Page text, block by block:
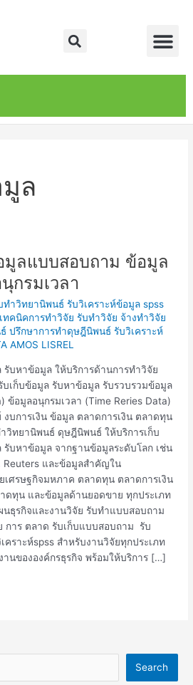
Search
ล
มูลแบบสอบถาม ข้อมูล
กรมเวลา
ำวิทยานิพนธ์ รับวิเคราะห์ข้อมูล spss
เทคนิคการทำวิจัย รับทำวิจัย จ้างทำวิจัย
ปรึกษาการทำดุษฎีนิพนธ์ รับวิเคราะห์
AMOS LISREL
บหาข้อมูล ให้บริการด้านการทำวิจัย
บเก็บข้อมูล รับหาข้อมูล รับรวบรวมข้อมูล
ข้อมูลอนุกรมเวลา (Time Reries Data)
บการเงิน ข้อมูล ตลาดการเงิน ตลาดทุน
วิทยานิพนธ์ ดุษฎีนิพนธ์ ให้บริการเก็บ
รับหาข้อมูล จากฐานข้อมูลระดับโลก เช่น
Reuters และข้อมูลสำคัญใน
ศรษฐกิจมหภาค ตลาดทุน ตลาดการเงิน
ดทุน และข้อมูลด้านยอดขาย ทุกประเภท
นธุรกิจและงานวิจัย รับทำแบบสอบถาม
การ ตลาด รับเก็บแบบสอบถาม รับ
คราะห์spss สำหรับงานวิจัยทุกประเภท
านขององค์กรธุรกิจ พร้อมให้บริการ […]
Search